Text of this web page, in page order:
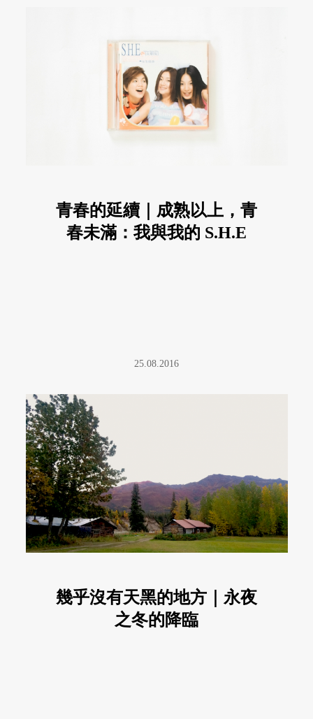
青春的延續｜成熟以上，青
春未滿：我與我的 S.H.E
25.08.2016
幾乎沒有天黑的地方｜永夜
之冬的降臨